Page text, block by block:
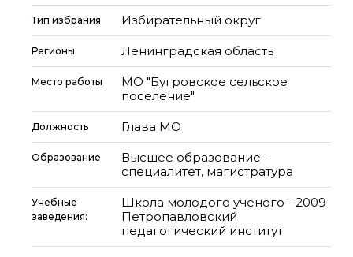
Тип избрания Избирательный округ
Регионы Ленинградская область
Место работы
МО "Бугровское сельское
поселение"
Должность Глава МО
Образование
Высшее образование -
специалитет, магистратура
Учебные
заведения:
Школа молодого ученого - 2009
Петропавловский
педагогический институт